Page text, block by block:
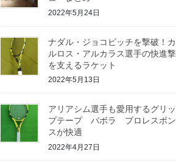
2022年5月24日
ナダル・ジョコビッチを撃破！カ
ルロス・アルカラス選手の快進撃
を支えるラケット
2022年5月13日
アリアシム選手も愛用するグリッ
プテープ バボラ プロレスポン
スが快適
2022年4月27日